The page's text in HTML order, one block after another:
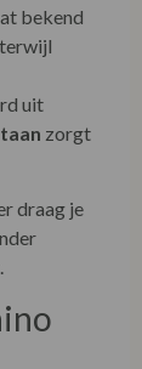
uit
zorgt
draag je